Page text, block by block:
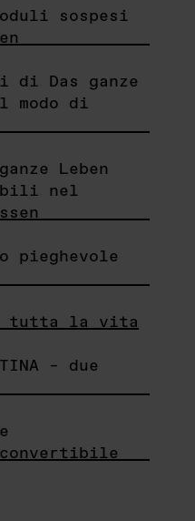
sospesi
di Das ganze
modo di
Leben
nel
pieghevole
tutta la vita
– due